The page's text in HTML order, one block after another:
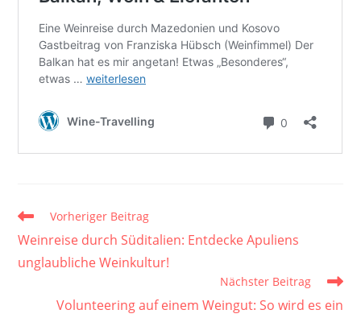
Weitere
ansehen
Vorheriger Beitrag
Weinreise durch Süditalien: Entdecke Apuliens
unglaubliche Weinkultur!
Nächster Beitrag
Volunteering auf einem Weingut: So wird es ein